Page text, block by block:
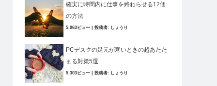
確実に時間内に仕事を終わらせる12個
の方法
5,963ビュー 投稿者: しょうり
PCデスクの足元が寒いときの超あたた
まる対策5選
5,303ビュー 投稿者: しょうり